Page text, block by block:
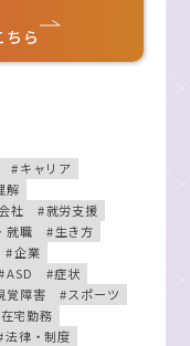
ら
キャリア
解
社
就労支援
就職
生き方
企業
ASD
症状
覚障害
スポーツ
宅勤務
法律・制度